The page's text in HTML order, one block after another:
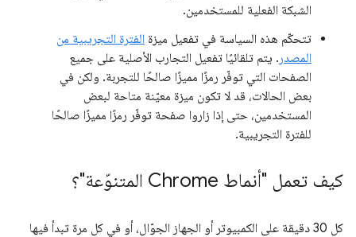
الشبكة الفعلية للمستخدمين.
تتحكّم هذه السياسة في تفعيل ميزة الفترة التجريبية من
المصدر . يتم تلقائيًا تفعيل التجارب الأصلية على جميع
الصفحات التي توفّر رمزًا مميزًا صالحًا للتجربة. ولكن في
بعض الحالات، قد لا تكون ميزة معيّنة متاحة لبعض
المستخدمين، حتى إذا زاروا صفحة توفّر رمزًا مميزًا صالحًا
للفترة التجريبية.
كيف تعمل "أنماط Chrome المتنوّعة"؟
كل 30 دقيقة على الكمبيوتر أو الجهاز الجوّال، أو في كل مرة تبدأ فيها